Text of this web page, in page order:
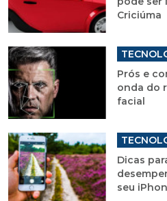
Criciúma
Prós e
onda do
facial
Dicas
seu